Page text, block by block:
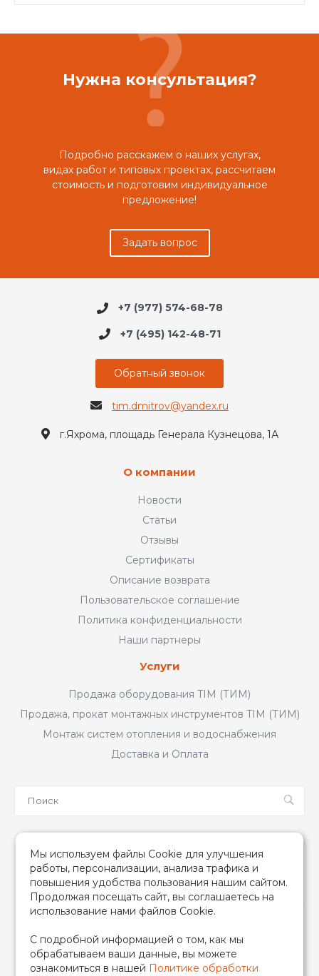
Нужна консультация?
Подробно расскажем о наших услугах,
видах работ и типовых проектах, рассчитаем
стоимость и подготовим индивидуальное
предложение!
Задать вопрос
+7 (977) 574-68-78
+7 (495) 142-48-71
Обратный звонок
tim.dmitrov@yandex.ru
г.Яхрома, площадь Генерала Кузнецова, 1А
О компании
Новости
Статьи
Отзывы
Сертификаты
Описание возврата
Пользовательское соглашение
Политика конфиденциальности
Наши партнеры
Услуги
Продажа оборудования TIM (ТИМ)
Продажа, прокат монтажных инструментов TIM (ТИМ)
Монтаж систем отопления и водоснабжения
Доставка и Оплата
2026 © TIM (ТИМ) Инженерная сантехника, Все права
защищены
ИП Гончаренко Надежда Николаевна
Мы используем файлы Cookie для улучшения
работы, персонализации, анализа трафика и
повышения удобства пользования нашим сайтом.
Продолжая посещать сайт, вы соглашаетесь на
использование нами файлов Cookie.
С подробной информацией о том, как мы
обрабатываем ваши данные, вы можете
ознакомиться в нашей Политике обработки